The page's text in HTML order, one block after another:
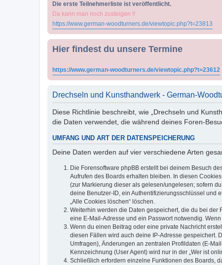
Die erste Teilnehmerliste ist veröffentlicht.
Da kann man noch zusteigen !!
https://www.german-woodturners.de/viewtopic.php?t=23813
Hier findest du unsere Termine
https://www.german-woodturners.de/viewtopic.php?t=23612
Drechseln und Kunsthandwerk - German-
Diese Richtlinie beschreibt, wie „Drechseln und
die Daten verwendet, die während deines Foren-
UMFANG UND ART DER DATENSPEICHERUNG
Deine Daten werden auf vier verschiedene Arten
Die Forensoftware phpBB erstellt bei deinem Besuch
Aufrufen des Boards erhalten bleiben. In diesen
(zur Markierung dieser als gelesen/ungelesen; sofern
deine Benutzer-ID, ein Authentifizierungsschlüssel und
„Alle Cookies löschen“ löschen.
Weiterhin werden die Daten gespeichert, die du bei
eine E-Mail-Adresse und ein Passwort notwendig.
Wenn du einen Beitrag oder eine private Nachricht
diesen Fällen wird auch deine IP-Adresse gespeichert.
Umfragen), Änderungen an zentralen Profildaten (E-
Kennzeichnung (User Agent) wird nur in der „Wer ist
Schließlich erfordern einzelne Funktionen des Boards,